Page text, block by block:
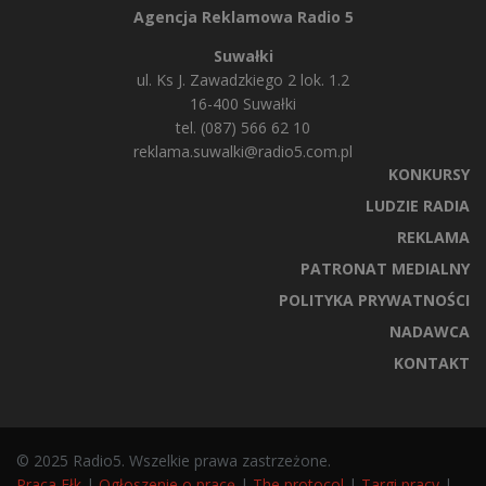
Agencja Reklamowa Radio 5
Suwałki
ul. Ks J. Zawadzkiego 2 lok. 1.2
16-400 Suwałki
tel. (087) 566 62 10
reklama.suwalki@radio5.com.pl
KONKURSY
LUDZIE RADIA
REKLAMA
PATRONAT MEDIALNY
POLITYKA PRYWATNOŚCI
NADAWCA
KONTAKT
© 2025 Radio5. Wszelkie prawa zastrzeżone.